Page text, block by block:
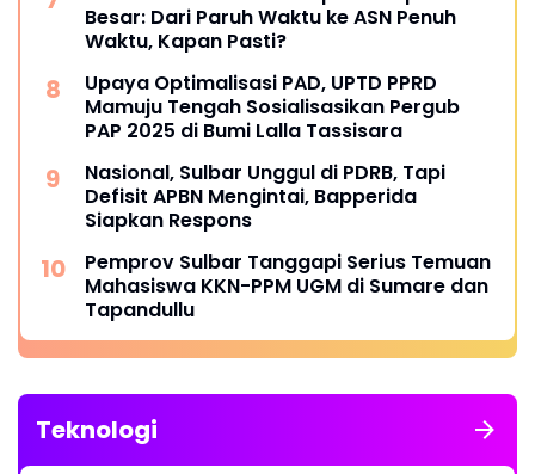
Besar: Dari Paruh Waktu ke ASN Penuh
Waktu, Kapan Pasti?
Upaya Optimalisasi PAD, UPTD PPRD
Mamuju Tengah Sosialisasikan Pergub
PAP 2025 di Bumi Lalla Tassisara
Nasional, Sulbar Unggul di PDRB, Tapi
Defisit APBN Mengintai, Bapperida
Siapkan Respons
Pemprov Sulbar Tanggapi Serius Temuan
Mahasiswa KKN-PPM UGM di Sumare dan
Tapandullu
Teknologi